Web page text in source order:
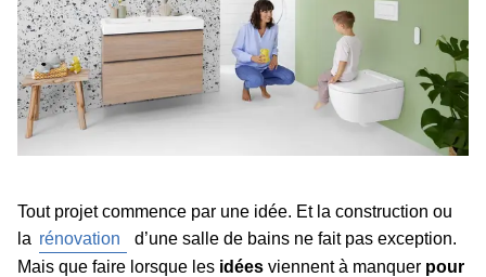
Tout projet commence par une idée. Et la construction ou
la rénovation
d’une salle de bains ne fait pas exception.
Mais que faire lorsque les idées viennent à manquer pour